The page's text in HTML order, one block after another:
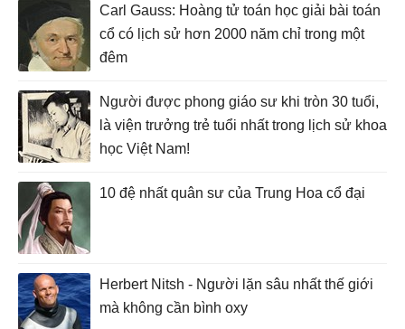
Carl Gauss: Hoàng tử toán học giải bài toán
cổ có lịch sử hơn 2000 năm chỉ trong một
đêm
Người được phong giáo sư khi tròn 30 tuổi,
là viện trưởng trẻ tuổi nhất trong lịch sử khoa
học Việt Nam!
10 đệ nhất quân sư của Trung Hoa cổ đại
Herbert Nitsh - Người lặn sâu nhất thế giới
mà không cần bình oxy